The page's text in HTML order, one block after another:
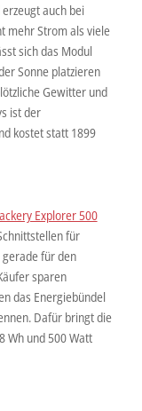
auch bei
mehr Strom als viele
sich das Modul
Sonne platzieren
Gewitter und
ist der
kostet statt 1899
Explorer 500
für
für den
sparen
das Energiebündel
Dafür bringt die
Wh und 500 Watt